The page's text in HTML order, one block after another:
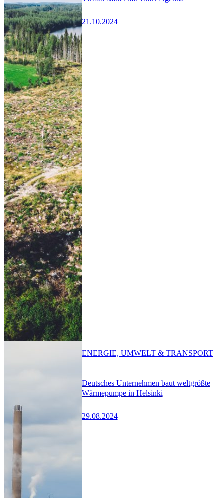
21.10.2024
Deutsches Unternehmen baut weltgrößte
Wärmepumpe in Helsinki
29.08.2024
ENERGIE, UMWELT & TRANSPORT